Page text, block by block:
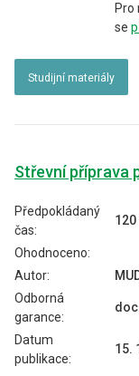
Pro
se
Studijní materiály
Střevní příprava
Předpokládaný
čas:
Ohodnoceno:
Autor:
Odborná
garance:
Datum
publikace:
15.